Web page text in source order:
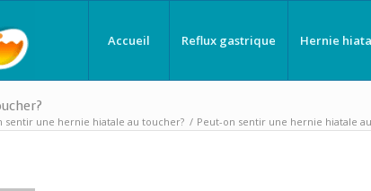
Accueil Reflux gastrique Hernie
sentir une hernie hiatale au toucher? / Peut-on sentir une hernie hiatale